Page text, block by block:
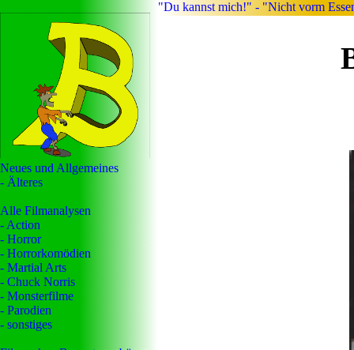
Neues und Allgemeines
- Älteres
Alle Filmanalysen
- Action
- Horror
- Horrorkomödien
- Martial Arts
- Chuck Norris
- Monsterfilme
- Parodien
- sonstiges
"Du kannst mich!" - "Nicht vorm